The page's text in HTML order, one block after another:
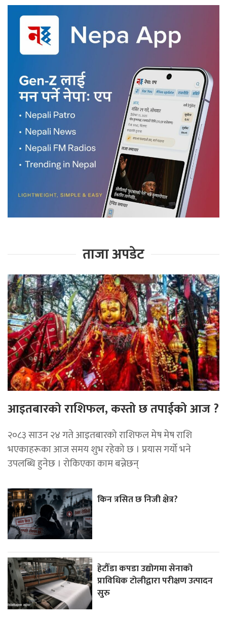
ताजा अपडेट
आइतबारको राशिफल, कस्तो छ तपाईको आज ?
२०८३ साउन २४ गते आइतबारको राशिफल मेष मेष राशि
भएकाहरूका आज समय शुभ रहेको छ । प्रयास गर्यो भने
उपलब्धि हुनेछ । रोकिएका काम बन्नेछन्
किन त्रसित छ निजी क्षेत्र?
हेटौँडा कपडा उद्योगमा सेनाको
प्राविधिक टोलीद्वारा परीक्षण उत्पादन
सुरु